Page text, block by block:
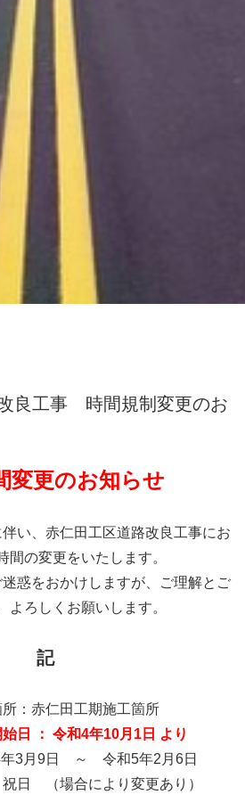
良工事 時間規制変更のお
変更のお知らせ
い、赤仁田工区道路改良工事にお
間の変更をいたします。
惑をおかけしますが、ご理解とご
よろしくお願いします。
記
：赤仁田工期施工箇所
日 ： 令和4年10月1日 より
年3月9日 ～ 令和5年2月6日
日 （場合により変更あり）